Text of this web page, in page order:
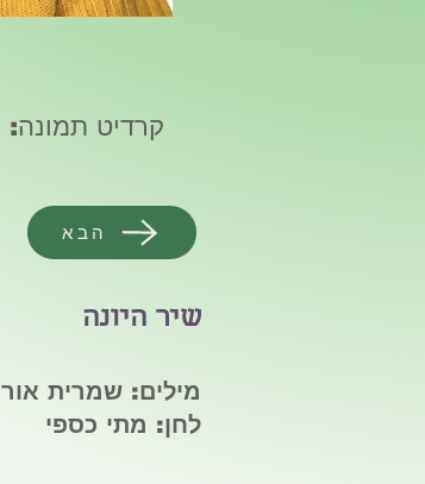
קרדיט תמונה:
הבא
שיר היונה
מילים: שמרית אור
לחן: מתי כספי